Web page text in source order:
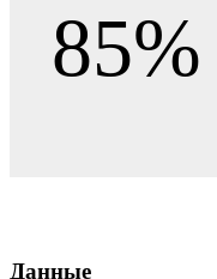
85%
Данные